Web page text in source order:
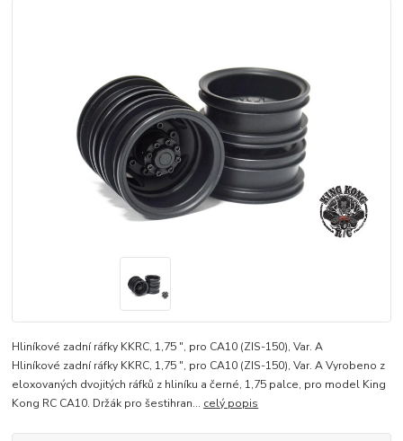
Hliníkové zadní ráfky KKRC, 1,75 ", pro CA10 (ZIS-150), Var. A
Hliníkové zadní ráfky KKRC, 1,75 ", pro CA10 (ZIS-150), Var. A Vyrobeno z
eloxovaných dvojitých ráfků z hliníku a černé, 1,75 palce, pro model King
Kong RC CA10. Držák pro šestihran... celý popis